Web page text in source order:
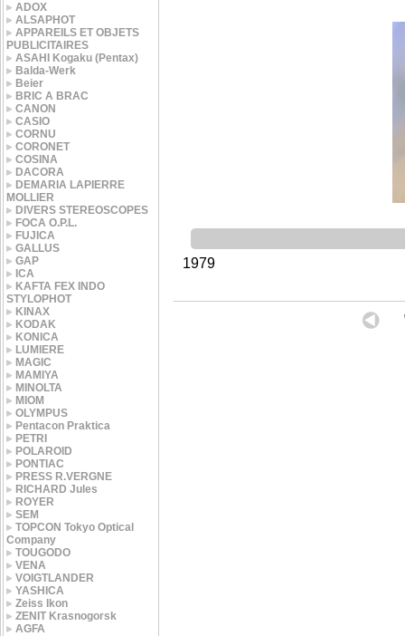
ADOX
ALSAPHOT
APPAREILS ET OBJETS
PUBLICITAIRES
ASAHI Kogaku (Pentax)
Balda-Werk
Beier
BRIC A BRAC
CANON
CASIO
CORNU
CORONET
COSINA
DACORA
DEMARIA LAPIERRE
MOLLIER
DIVERS STEREOSCOPES
FOCA O.P.L.
FUJICA
GALLUS
GAP
ICA
KAFTA FEX INDO
STYLOPHOT
KINAX
KODAK
KONICA
LUMIERE
MAGIC
MAMIYA
MINOLTA
MIOM
OLYMPUS
Pentacon Praktica
PETRI
POLAROID
PONTIAC
PRESS R.VERGNE
RICHARD Jules
ROYER
SEM
TOPCON Tokyo Optical
Company
TOUGODO
VENA
VOIGTLANDER
YASHICA
Zeiss Ikon
ZENIT Krasnogorsk
AGFA
1979